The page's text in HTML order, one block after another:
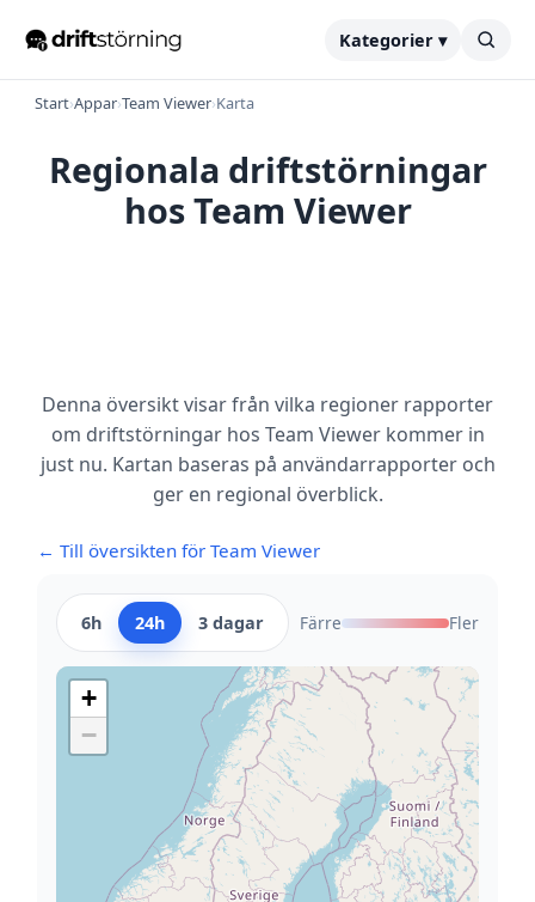
Kategorier ▾
Start›Appar›Team Viewer›Karta
Regionala driftstörningar
hos Team Viewer
Denna översikt visar från vilka regioner rapporter
om driftstörningar hos Team Viewer kommer in
just nu. Kartan baseras på användarrapporter och
ger en regional överblick.
← Till översikten för Team Viewer
6h 24h 3 dagar Färre Fler
+
−